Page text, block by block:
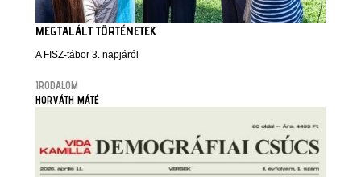
MEGTALÁLT TÖRTÉNETEK
A FISZ-tábor 3. napjáról
IRODALOM
HORVÁTH MÁTÉ